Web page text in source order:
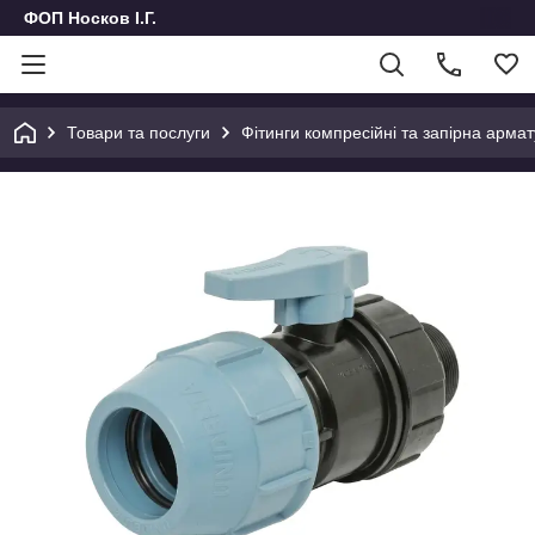
ФОП Носков І.Г.
Товари та послуги Фітинги компресійні та запірна